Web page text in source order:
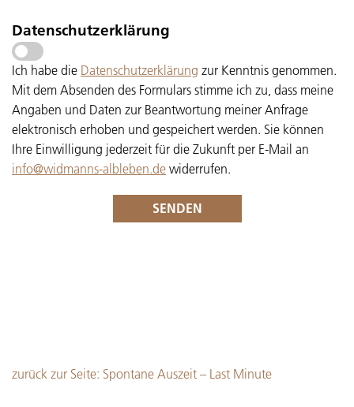
Datenschutzerklärung
Ich habe die Datenschutzerklärung zur Kenntnis genommen.
Mit dem Absenden des Formulars stimme ich zu, dass meine
Angaben und Daten zur Beantwortung meiner Anfrage
elektronisch erhoben und gespeichert werden. Sie können
Ihre Einwilligung jederzeit für die Zukunft per E-Mail an
info@widmanns-albleben.de widerrufen.
zurück zur Seite: Spontane Auszeit – Last Minute